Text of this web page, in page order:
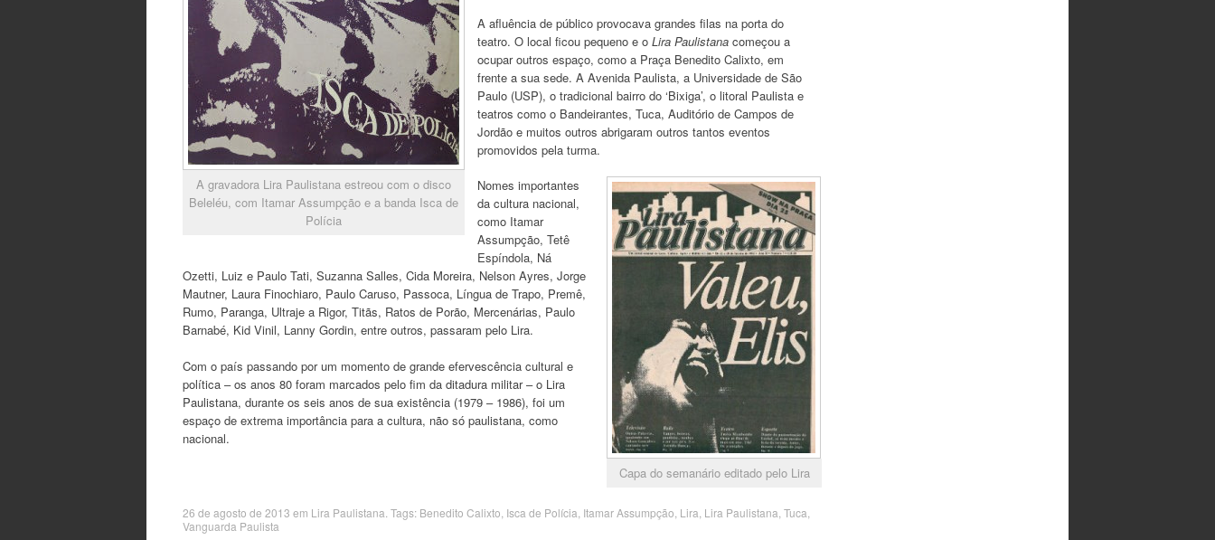
A gravadora Lira Paulistana estreou com o disco
Beleléu, com Itamar Assumpção e a banda Isca de
Polícia
A afluência de público provocava grandes filas na porta do
teatro. O local ficou pequeno e o Lira Paulistana começou a
ocupar outros espaço, como a Praça Benedito Calixto, em
frente a sua sede. A Avenida Paulista, a Universidade de São
Paulo (USP), o tradicional bairro do ‘Bixiga’, o litoral Paulista e
teatros como o Bandeirantes, Tuca, Auditório de Campos de
Jordão e muitos outros abrigaram outros tantos eventos
promovidos pela turma.
Capa do semanário editado pelo Lira
Nomes importantes
da cultura nacional,
como Itamar
Assumpção, Tetê
Espíndola, Ná
Ozetti, Luiz e Paulo Tati, Suzanna Salles, Cida Moreira, Nelson Ayres, Jorge
Mautner, Laura Finochiaro, Paulo Caruso, Passoca, Língua de Trapo, Premê,
Rumo, Paranga, Ultraje a Rigor, Titãs, Ratos de Porão, Mercenárias, Paulo
Barnabé, Kid Vinil, Lanny Gordin, entre outros, passaram pelo Lira.
Com o país passando por um momento de grande efervescência cultural e
política – os anos 80 foram marcados pelo fim da ditadura militar – o Lira
Paulistana, durante os seis anos de sua existência (1979 – 1986), foi um
espaço de extrema importância para a cultura, não só paulistana, como
nacional.
26 de agosto de 2013 em Lira Paulistana . Tags: Benedito Calixto Isca de Polícia Itamar Assumpção Lira Lira Paulistana Tuca
Vanguarda Paulista